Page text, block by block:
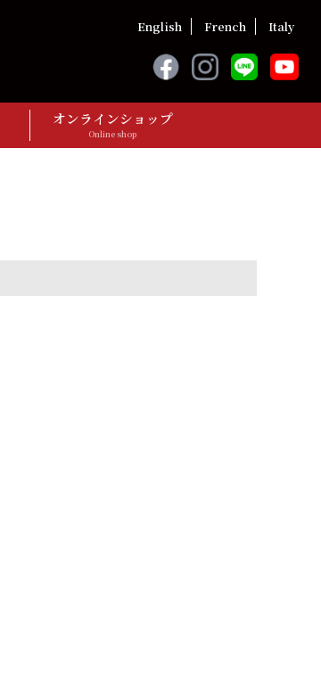
オンラインショップ
Online shop
English French Italy